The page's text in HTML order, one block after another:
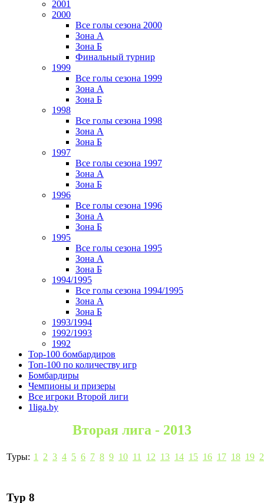
2001
2000
Все голы сезона 2000
Зона А
Зона Б
Финальный турнир
1999
Все голы сезона 1999
Зона А
Зона Б
1998
Все голы сезона 1998
Зона А
Зона Б
1997
Все голы сезона 1997
Зона А
Зона Б
1996
Все голы сезона 1996
Зона А
Зона Б
1995
Все голы сезона 1995
Зона А
Зона Б
1994/1995
Все голы сезона 1994/1995
Зона А
Зона Б
1993/1994
1992/1993
1992
Top-100 бомбардиров
Топ-100 по количеству игр
Бомбардиры
Чемпионы и призеры
Все игроки Второй лиги
1liga.by
Вторая лига - 2013
Туры: 1 2 3 4 5 6 7 8 9 10 11 12 13 14 15 16 17 18 19
Тур 8